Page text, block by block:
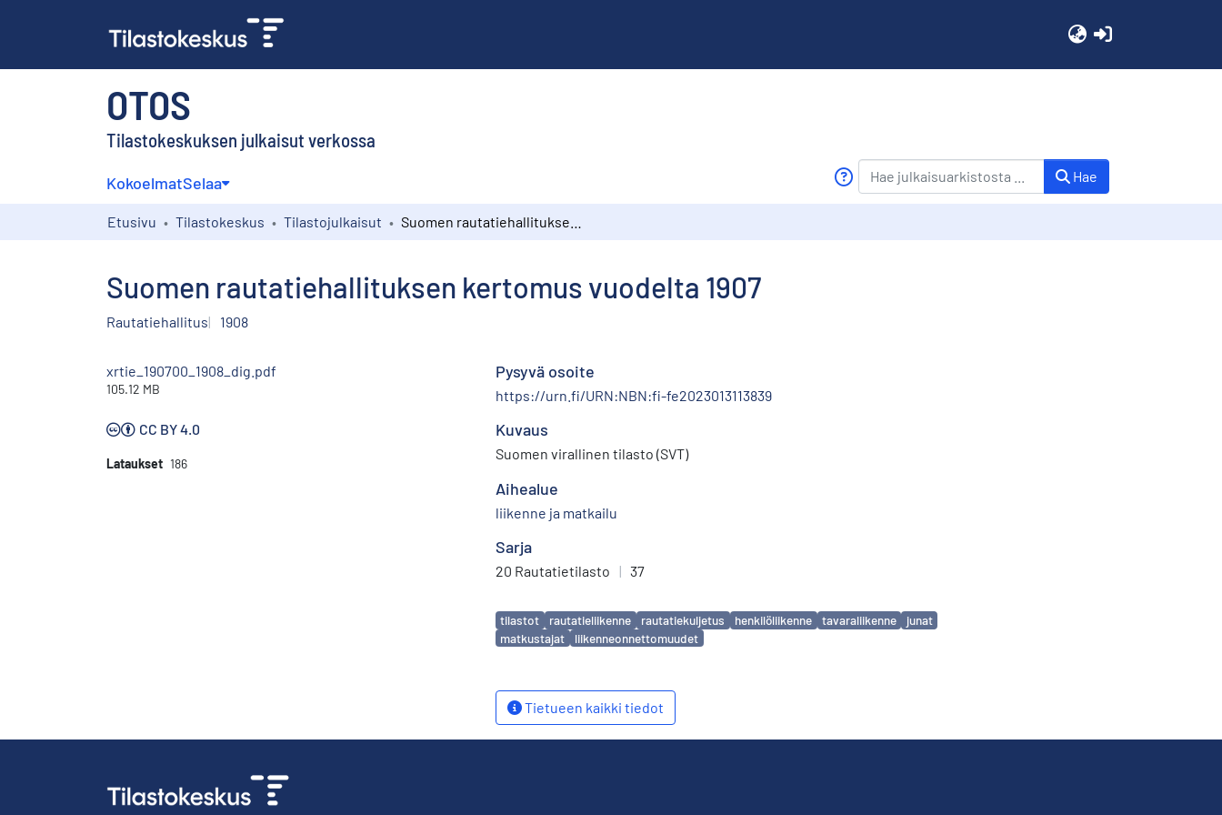
OTOS
Tilastokeskuksen julkaisut verkossa
KokoelmatSelaa Hae
Etusivu Tilastokeskus Tilastojulkaisut
Suomen rautatiehallituksen kertomus vuodelta 1907
Rautatiehallitus 1908
xrtie_190700_1908_dig.pdf
105.12 MB
CC BY 4.0
Lataukset 186
Pysyvä osoite
https://urn.fi/URN:NBN:fi-fe2023013113839
Kuvaus
Suomen virallinen tilasto (SVT)
Aihealue
liikenne ja matkailu
Sarja
20 Rautatietilasto | 37
Avainsanat
tilastot rautatieliikenne rautatiekuljetus henkilöliikenne tavaraliikenne
junat
matkustajat
liikenneonnettomuudet
Tietueen kaikki tiedot